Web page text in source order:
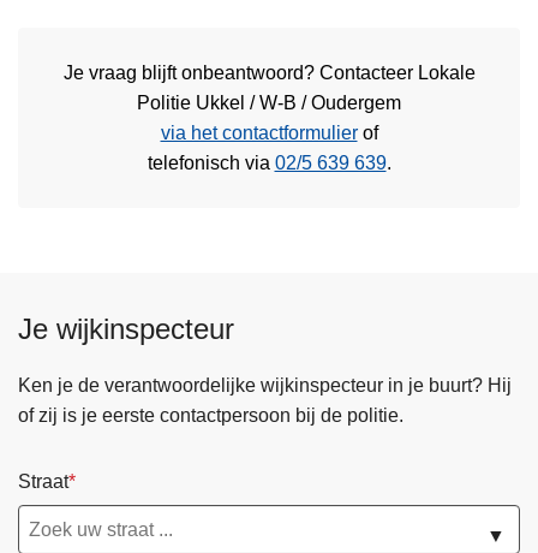
Je vraag blijft onbeantwoord? Contacteer Lokale
Politie Ukkel / W-B / Oudergem
via het contactformulierof
telefonisch via 02/5 639 639.
Je wijkinspecteur
Ken je de verantwoordelijke wijkinspecteur in je buurt? Hij
of zij is je eerste contactpersoon bij de politie.
Straat
▼